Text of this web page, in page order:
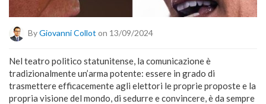
ByGiovanni Collot on 13/09/2024
Nel teatro politico statunitense, la comunicazione è
tradizionalmente un’arma potente: essere in grado di
trasmettere efficacemente agli elettori le proprie proposte e la
propria visione del mondo, di sedurre e convincere, è da sempre